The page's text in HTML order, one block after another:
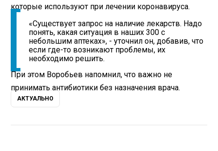
которые используют при лечении коронавируса.
«Существует запрос на наличие лекарств. Надо
понять, какая ситуация в наших 300 с
небольшим аптеках», - уточнил он, добавив, что
если где-то возникают проблемы, их
необходимо решить.
При этом Воробьев напомнил, что важно не
принимать антибиотики без назначения врача.
АКТУАЛЬНО